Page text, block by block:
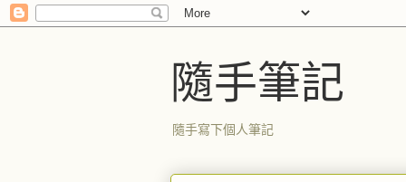
隨手筆記
隨手寫下個人筆記